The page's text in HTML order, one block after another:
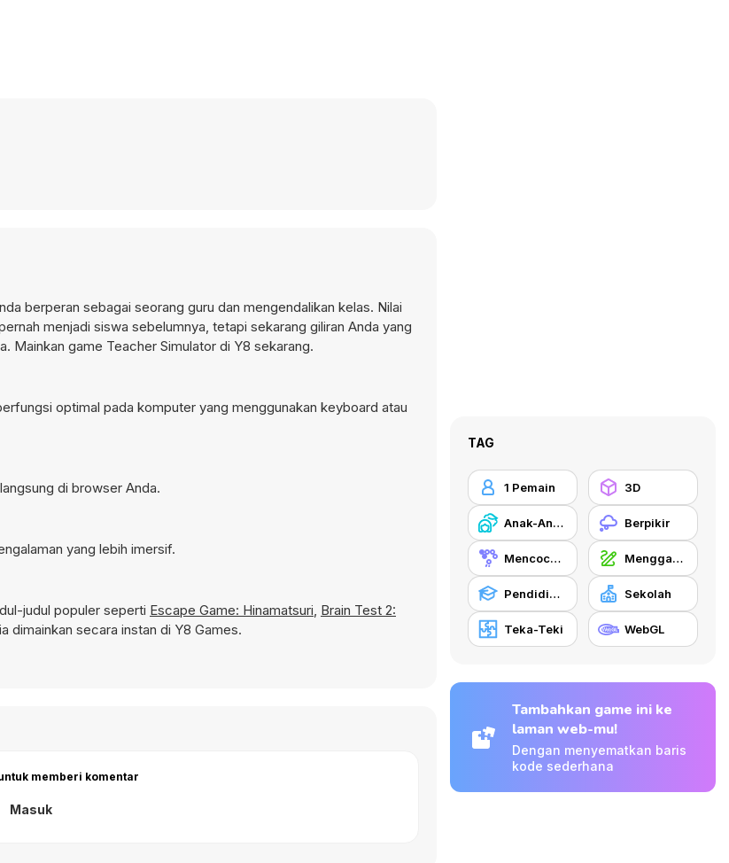
berperan sebagai seorang guru dan mengendalikan kelas. Nilai
menjadi siswa sebelumnya, tetapi sekarang giliran Anda yang
Mainkan game Teacher Simulator di Y8 sekarang.
optimal pada komputer yang menggunakan keyboard atau
di browser Anda.
yang lebih imersif.
judul populer seperti Escape Game: Hinamatsuri, Brain Test 2:
dimainkan secara instan di Y8 Games.
memberi komentar
Masuk
TAG
1 Pemain 3D
Anak-Anak Berpikir
Mencocokkan Menggambar
Pendidikan Sekolah
Teka-Teki WebGL
Tambahkan game ini ke
laman web-mu!
Dengan menyematkan baris
kode sederhana